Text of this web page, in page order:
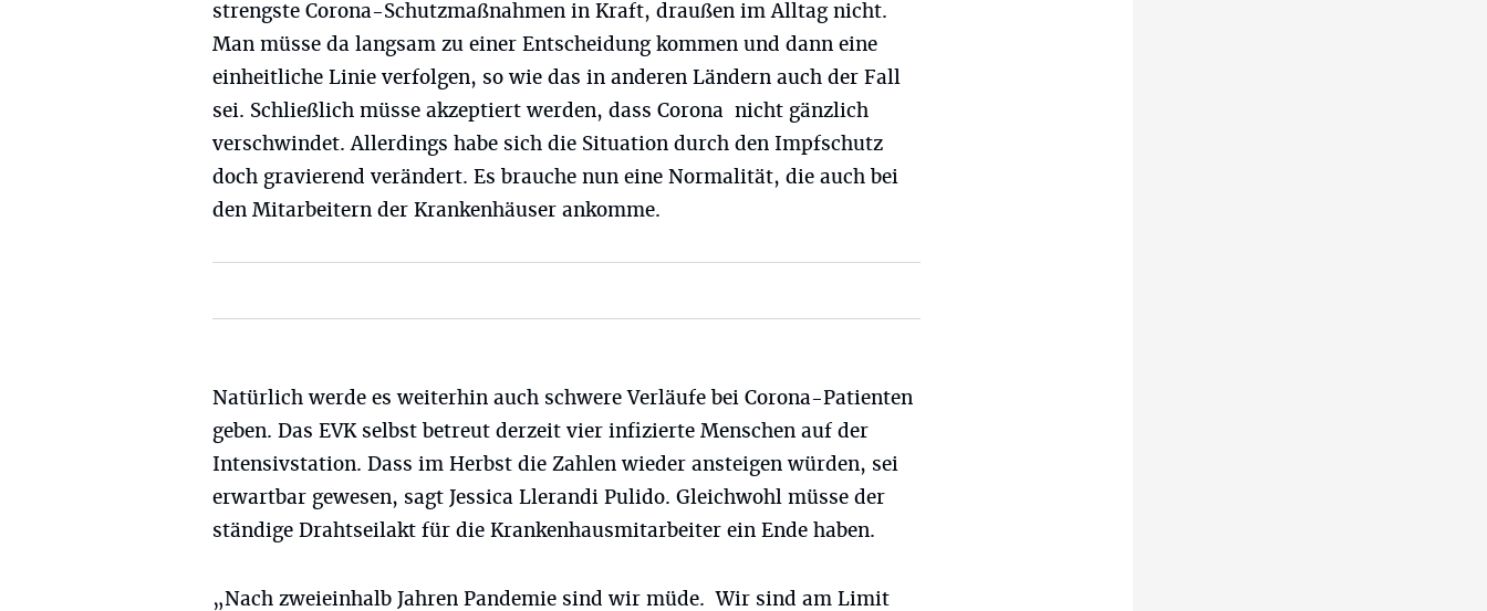
strengste Corona-Schutzmaßnahmen in Kraft, draußen im Alltag nicht.
Man müsse da langsam zu einer Entscheidung kommen und dann eine
einheitliche Linie verfolgen, so wie das in anderen Ländern auch der Fall
sei. Schließlich müsse akzeptiert werden, dass Corona nicht gänzlich
verschwindet. Allerdings habe sich die Situation durch den Impfschutz
doch gravierend verändert. Es brauche nun eine Normalität, die auch bei
den Mitarbeitern der Krankenhäuser ankomme.
Natürlich werde es weiterhin auch schwere Verläufe bei Corona-Patienten
geben. Das EVK selbst betreut derzeit vier infizierte Menschen auf der
Intensivstation. Dass im Herbst die Zahlen wieder ansteigen würden, sei
erwartbar gewesen, sagt Jessica Llerandi Pulido. Gleichwohl müsse der
ständige Drahtseilakt für die Krankenhausmitarbeiter ein Ende haben.
„Nach zweieinhalb Jahren Pandemie sind wir müde. Wir sind am Limit